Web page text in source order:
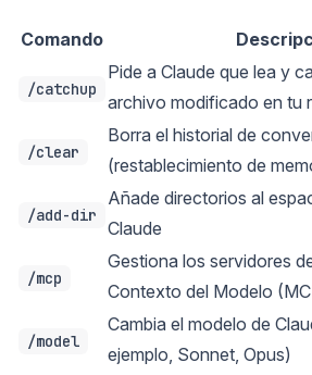
Comando
/catchup
Pide a Claude que lea y
archivo modificado en tu
/clear
Borra el historial de
(restablecimiento de
/add-dir
Añade directorios al
Claude
/mcp
Gestiona los servidores
Contexto del Modelo
/model
Cambia el modelo de
ejemplo, Sonnet, Opus)